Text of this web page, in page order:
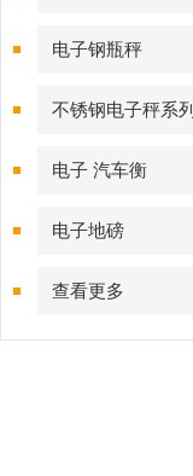
电子钢瓶秤
不锈钢电子秤系列
电子 汽车衡
电子地磅
查看更多